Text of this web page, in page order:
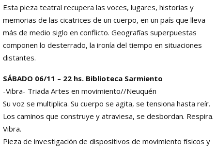
Esta pieza teatral recupera las voces, lugares, historias y
memorias de las cicatrices de un cuerpo, en un país que lleva
más de medio siglo en conflicto. Geografías superpuestas
componen lo desterrado, la ironía del tiempo en situaciones
distantes.
SÁBADO 06/11 – 22 hs. Biblioteca Sarmiento
-Vibra- Triada Artes en movimiento//Neuquén
Su voz se multiplica. Su cuerpo se agita, se tensiona hasta reír.
Los caminos que construye y atraviesa, se desbordan. Respira.
Vibra.
Pieza de investigación de dispositivos de movimiento físicos y